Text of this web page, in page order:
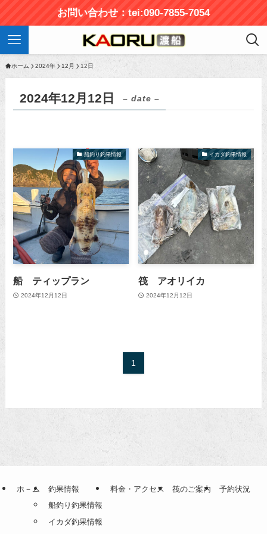
お問い合わせ：tei:090-7855-7054
ホーム 2024年 12月 12日
2024年12月12日 – date –
船釣り釣果情報
船 ティップラン
2024年12月12日
イカダ釣果情報
筏 アオリイカ
2024年12月12日
1
ホ－ム
釣果情報
船釣り釣果情報
イカダ釣果情報
料金・アクセス 筏のご案内 予約状況